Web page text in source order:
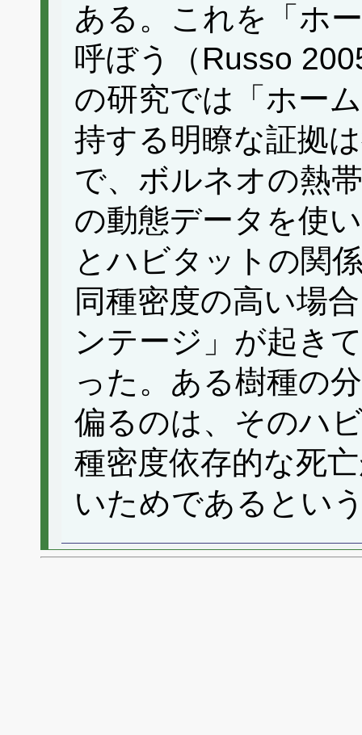
ある。これを「ホ
呼ぼう（Russo
の研究では「ホー
持する明瞭な証拠
で、ボルネオの熱
の動態データを使
とハビタットの関
同種密度の高い場
ンテージ」が起き
った。ある樹種の
偏るのは、そのハ
種密度依存的な死
いためであるとい